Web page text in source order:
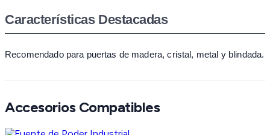
Características Destacadas
Recomendado para puertas de madera, cristal, metal y blindada.
Accesorios Compatibles